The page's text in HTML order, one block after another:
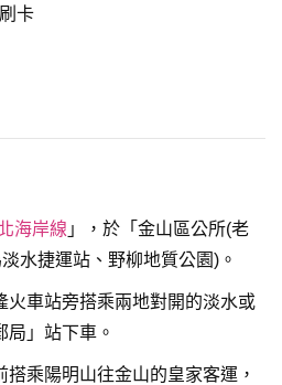
卡
海岸線 」，於「金山區公所(老
水捷運站、野柳地質公園)。
火車站旁搭乘兩地對開的淡水或
局」站下車。
乘陽明山往金山的皇家客運，